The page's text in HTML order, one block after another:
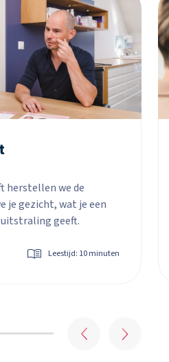
herstellen we de
je gezicht, wat je een
geeft.
Leestijd: 10 minuten